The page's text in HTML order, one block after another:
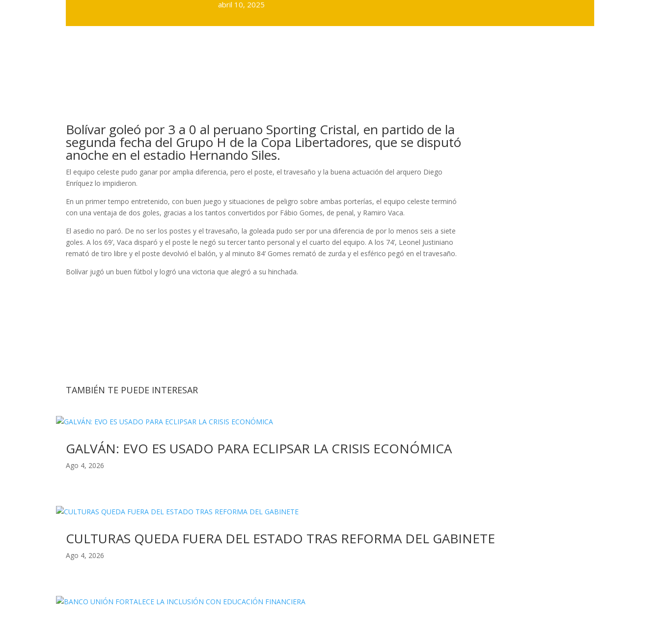
abril 10, 2025
Bolívar goleó por 3 a 0 al peruano Sporting Cristal, en partido de la
segunda fecha del Grupo H de la Copa Libertadores, que se disputó
anoche en el estadio Hernando Siles.
El equipo celeste pudo ganar por amplia diferencia, pero el poste, el travesaño y la buena actuación del arquero Diego
Enríquez lo impidieron.
En un primer tempo entretenido, con buen juego y situaciones de peligro sobre ambas porterías, el equipo celeste terminó
con una ventaja de dos goles, gracias a los tantos convertidos por Fábio Gomes, de penal, y Ramiro Vaca.
El asedio no paró. De no ser los postes y el travesaño, la goleada pudo ser por una diferencia de por lo menos seis a siete
goles. A los 69’, Vaca disparó y el poste le negó su tercer tanto personal y el cuarto del equipo. A los 74’, Leonel Justiniano
remató de tiro libre y el poste devolvió el balón, y al minuto 84’ Gomes remató de zurda y el esférico pegó en el travesaño.
Bolívar jugó un buen fútbol y logró una victoria que alegró a su hinchada.
TAMBIÉN TE PUEDE INTERESAR
GALVÁN: EVO ES USADO PARA ECLIPSAR LA CRISIS ECONÓMICA
Ago 4, 2026
CULTURAS QUEDA FUERA DEL ESTADO TRAS REFORMA DEL GABINETE
Ago 4, 2026